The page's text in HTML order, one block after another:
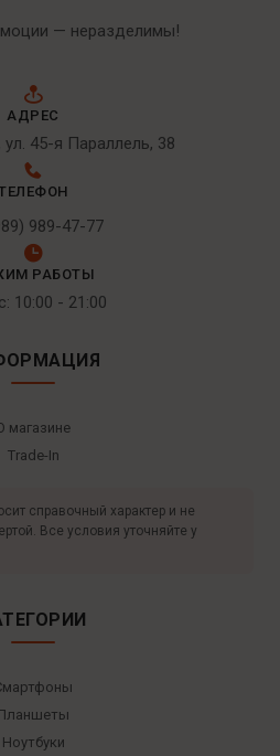
— неразделимы!
АДРЕС
ул. 45-я Параллель, 38
989-47-77
РАБОТЫ
10:00 - 21:00
магазине
Trade-In
справочный характер и не
Все условия уточняйте у
Ноутбуки